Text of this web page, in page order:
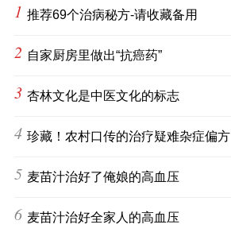
1 推荐69个治病秘方-请收藏备用
2 自家厨房里做出“抗癌药”
3 杏林文化是中医文化的标志
4 珍藏！农村口传的治疗疑难杂症偏方
5 麦苗汁治好了俺娘的高血压
6 麦苗汁治好全家人的高血压